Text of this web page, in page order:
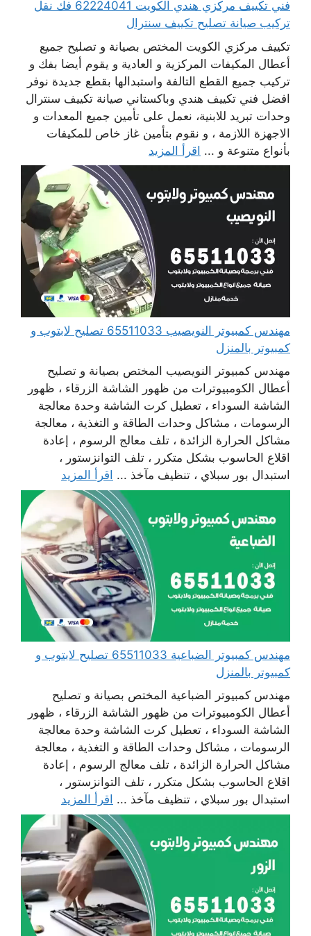
فني تكييف مركزي هندي الكويت 62224041 فك نقل
تركيب صيانة تصليح تكييف سنترال
تكييف مركزي الكويت المختص بصيانة و تصليح جميع
أعطال المكيفات المركزية و العادية و يقوم أيضا بفك و
تركيب جميع القطع التالفة واستبدالها بقطع جديدة نوفر
افضل فني تكييف هندي وباكستاني صيانة تكييف سنترال
وحدات تبريد للابنية، نعمل على تأمين جميع المعدات و
الاجهزة اللازمة ، و نقوم بتأمين غاز خاص للمكيفات
بأنواع متنوعة و ... اقرأ المزيد
مهندس كمبيوتر النويصيب 65511033 تصليح لابتوب و
كمبيوتر بالمنزل
مهندس كمبيوتر النويصيب المختص بصيانة و تصليح
أعطال الكومبيوترات من ظهور الشاشة الزرقاء ، ظهور
الشاشة السوداء ، تعطيل كرت الشاشة وحدة معالجة
الرسومات ، مشاكل وحدات الطاقة و التغذية ، معالجة
مشاكل الحرارة الزائدة ، تلف معالج الرسوم ، إعادة
اقلاع الحاسوب بشكل متكرر ، تلف التوانزستور ،
استبدال بور سبلاي ، تنظيف مآخذ ... اقرأ المزيد
مهندس كمبيوتر الضباعية 65511033 تصليح لابتوب و
كمبيوتر بالمنزل
مهندس كمبيوتر الضباعية المختص بصيانة و تصليح
أعطال الكومبيوترات من ظهور الشاشة الزرقاء ، ظهور
الشاشة السوداء ، تعطيل كرت الشاشة وحدة معالجة
الرسومات ، مشاكل وحدات الطاقة و التغذية ، معالجة
مشاكل الحرارة الزائدة ، تلف معالج الرسوم ، إعادة
اقلاع الحاسوب بشكل متكرر ، تلف التوانزستور ،
استبدال بور سبلاي ، تنظيف مآخذ ... اقرأ المزيد